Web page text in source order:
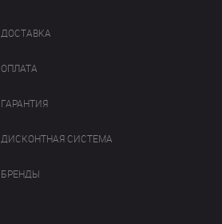
ДОСТАВКА
ОПЛАТА
ГАРАНТИЯ
ДИСКОНТНАЯ СИСТЕМА
БРЕНДЫ